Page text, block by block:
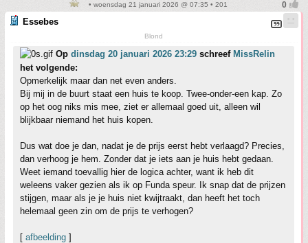
• woensdag 21 januari 2026 @ 07:35 • 201
Essebes
Blond
Op dinsdag 20 januari 2026 23:29 schreef MissRelin
het volgende:
Opmerkelijk maar dan net even anders.
Bij mij in de buurt staat een huis te koop. Twee-onder-een kap. Zo
op het oog niks mis mee, ziet er allemaal goed uit, alleen wil
blijkbaar niemand het huis kopen.
Dus wat doe je dan, nadat je de prijs eerst hebt verlaagd? Precies,
dan verhoog je hem. Zonder dat je iets aan je huis hebt gedaan.
Weet iemand toevallig hier de logica achter, want ik heb dit
weleens vaker gezien als ik op Funda speur. Ik snap dat de prijzen
stijgen, maar als je je huis niet kwijtraakt, dan heeft het toch
helemaal geen zin om de prijs te verhogen?
[ afbeelding ]